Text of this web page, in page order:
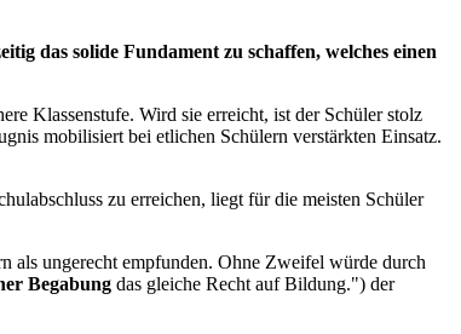
das solide Fundament zu schaffen, welches einen
Klassenstufe. Wird sie erreicht, ist der Schüler stolz
mobilisiert bei etlichen Schülern verstärkten Einsatz.
zu erreichen, liegt für die meisten Schüler
als ungerecht empfunden. Ohne Zweifel würde durch
Begabung das gleiche Recht auf Bildung.") der